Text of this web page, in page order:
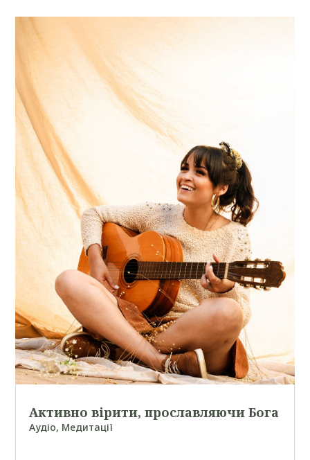
Активно вірити, прославляючи Бога
Аудіо, Медитації